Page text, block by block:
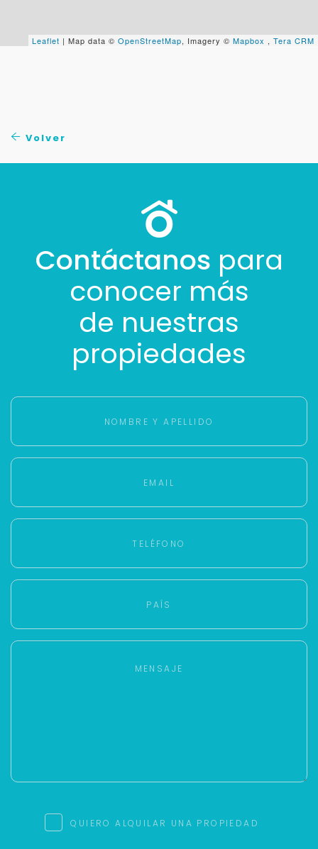
Leaflet | Map data © OpenStreetMap, Imagery © Mapbox , Tera CRM
Volver
Contáctanos para
conocer más
de nuestras
propiedades
QUIERO ALQUILAR UNA PROPIEDAD
Buscamos darte la mejor experiencia.
más rápido.